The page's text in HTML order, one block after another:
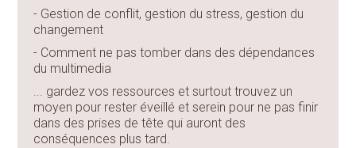
- Gestion de conflit, gestion du stress, gestion du
changement
- Comment ne pas tomber dans des dépendances
du multimedia
... gardez vos ressources et surtout trouvez un
moyen pour rester éveillé et serein pour ne pas finir
dans des prises de tête qui auront des
conséquences plus tard.